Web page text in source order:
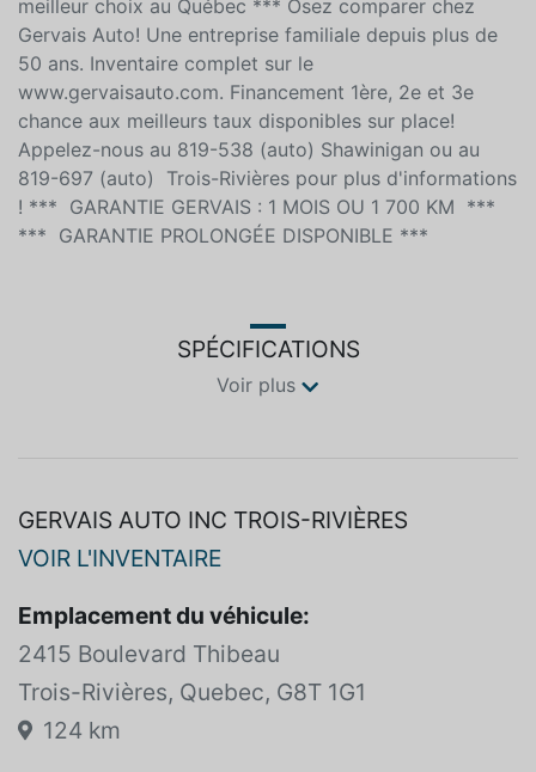
*** JAMAIS ACCIDENTÉ *** *** 650 véhicules
disponibles sur place inspectés et garantis *** le
meilleur choix au Québec *** Osez comparer chez
Gervais Auto! Une entreprise familiale depuis plus de
50 ans. Inventaire complet sur le
www.gervaisauto.com. Financement 1ère, 2e et 3e
chance aux meilleurs taux disponibles sur place!
Appelez-nous au 819-538 (auto) Shawinigan ou au
819-697 (auto) Trois-Rivières pour plus d'informations
VOIR L'INVENTAIRE
Emplacement du véhicule:
2415 Boulevard Thibeau